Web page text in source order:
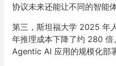
协议未来还能让不同的智能
第三，斯坦福大学 2025 年
年推理成本下降了约 280
Agentic AI 应用的规模化部